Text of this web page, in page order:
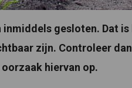
gesloten. Dat
zijn. Controleer
hiervan op.